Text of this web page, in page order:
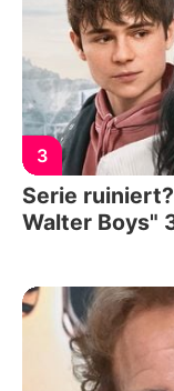
3
Serie
Walter Boys"